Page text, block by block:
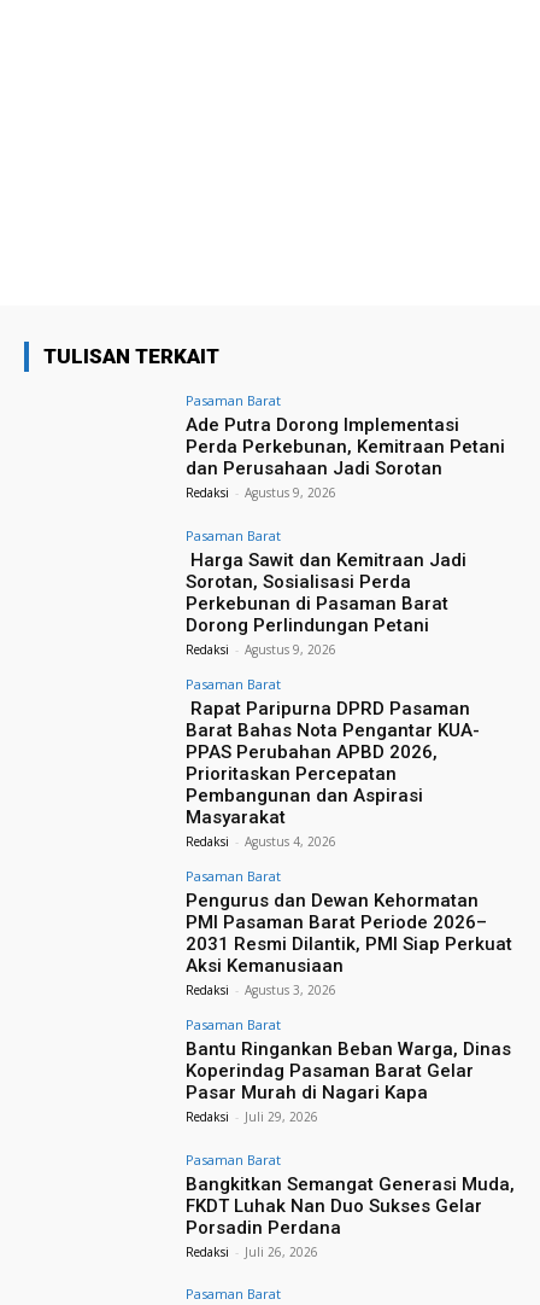
TULISAN TERKAIT
Pasaman Barat
Ade Putra Dorong Implementasi
Perda Perkebunan, Kemitraan Petani
dan Perusahaan Jadi Sorotan
Redaksi - Agustus 9, 2026
Pasaman Barat
Harga Sawit dan Kemitraan Jadi
Sorotan, Sosialisasi Perda
Perkebunan di Pasaman Barat
Dorong Perlindungan Petani
Redaksi - Agustus 9, 2026
Pasaman Barat
Rapat Paripurna DPRD Pasaman
Barat Bahas Nota Pengantar KUA-
PPAS Perubahan APBD 2026,
Prioritaskan Percepatan
Pembangunan dan Aspirasi
Masyarakat
Redaksi - Agustus 4, 2026
Pasaman Barat
Pengurus dan Dewan Kehormatan
PMI Pasaman Barat Periode 2026–
2031 Resmi Dilantik, PMI Siap Perkuat
Aksi Kemanusiaan
Redaksi - Agustus 3, 2026
Pasaman Barat
Bantu Ringankan Beban Warga, Dinas
Koperindag Pasaman Barat Gelar
Pasar Murah di Nagari Kapa
Redaksi - Juli 29, 2026
Pasaman Barat
Bangkitkan Semangat Generasi Muda,
FKDT Luhak Nan Duo Sukses Gelar
Porsadin Perdana
Redaksi - Juli 26, 2026
Pasaman Barat